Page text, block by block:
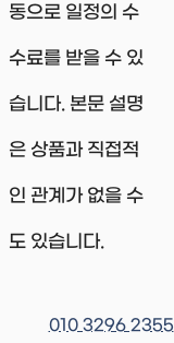
동으로 일정의 수
수료를 받을 수 있
습니다. 본문 설명
은 상품과 직접적
인 관계가 없을 수
도 있습니다.
010 3296 2355